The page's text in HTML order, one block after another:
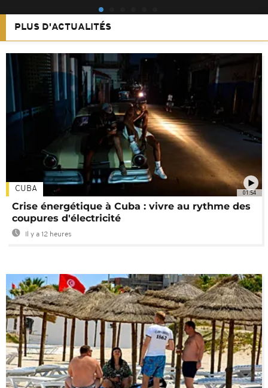
PLUS D'ACTUALITÉS
01:54
CUBA
Crise énergétique à Cuba : vivre au rythme des
coupures d'électricité
Il y a 12 heures